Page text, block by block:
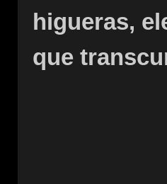
higueras,
que